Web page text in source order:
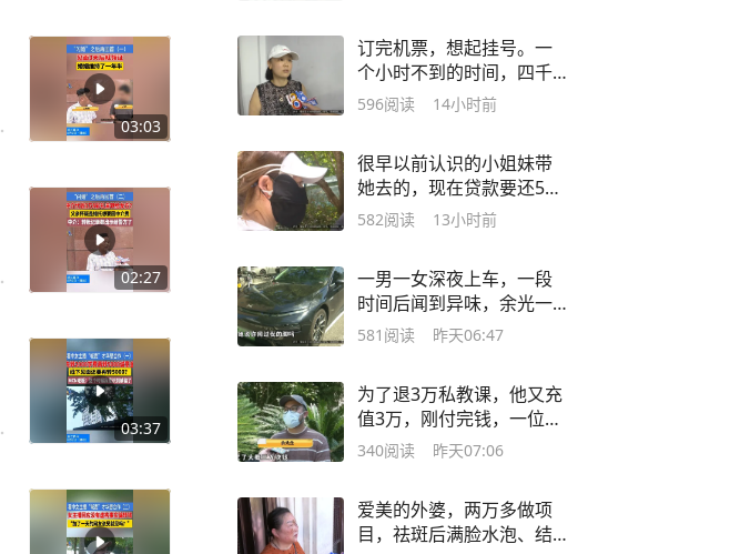
03:03
02:27
03:37
订完机票，想起挂号。一
个小时不到的时间，四千
块钱没了...
596阅读 14小时前
很早以前认识的小姐妹带
她去的，现在贷款要还5万
2，说起整件事，她只说
582阅读 13小时前
一男一女深夜上车，一段
时间后闻到异味，余光一
扫，他没忍住……现在，他
581 阅读 昨天06:47
为了退3万私教课，他又充
值3万，刚付完钱，一位大
伯说了一句话，他懵了
340阅读 昨天07:06
爱美的外婆，两万多做项
目，祛斑后满脸水泡、结